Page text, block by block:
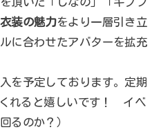
衣装の魅力をより一層引き立
に合わせたアバターを拡充
を予定しております。定期
くれると嬉しいです！ イベ
るのか？）